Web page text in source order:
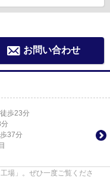
お問い合わせ
徒歩23分
分
37分
場」。ぜひ一度ご覧くださ